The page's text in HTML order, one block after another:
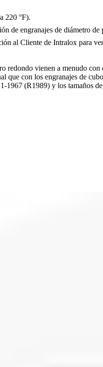
220 °F).
de engranajes de diámetro
al Cliente de Intralox para
redondo vienen a menudo
que con los engranajes de
(R1989) y los tamaños